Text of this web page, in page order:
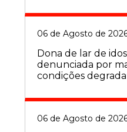
06 de Agosto de
Dona de lar de
denunciada por
condições
06 de Agosto de